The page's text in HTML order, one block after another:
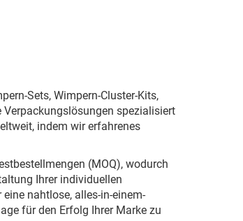
Sets, Wimpern-Cluster-Kits,
spezialisiert
indem wir erfahrenes
(MOQ), wodurch
Ihrer individuellen
nahtlose, alles-in-einem-
für den Erfolg Ihrer Marke zu